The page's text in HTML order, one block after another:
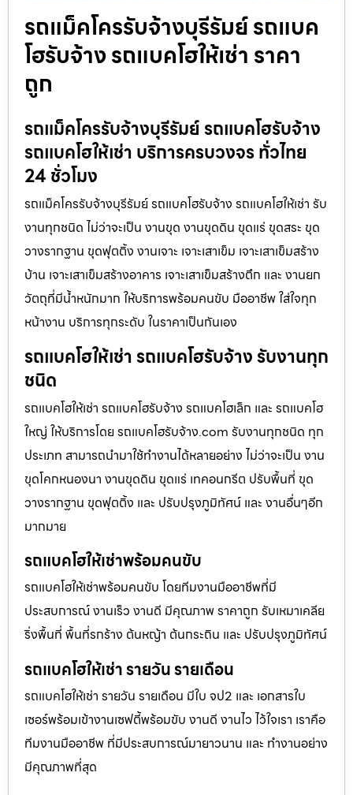
รถแม็คโครรับจ้างบุรีรัมย์ รถแบค
โฮรับจ้าง รถแบคโฮให้เช่า ราคา
ถูก
รถแม็คโครรับจ้างบุรีรัมย์ รถแบคโฮรับจ้าง
รถแบคโฮให้เช่า บริการครบวงจร ทั่วไทย
24 ชั่วโมง
รถแม็คโครรับจ้างบุรีรัมย์ รถแบคโฮรับจ้าง รถแบคโฮให้เช่า รับ
งานทุกชนิด ไม่ว่าจะเป็น งานขุด งานขุดดิน ขุดแร่ ขุดสระ ขุด
วางรากฐาน ขุดฟุตติ้ง งานเจาะ เจาะเสาเข็ม เจาะเสาเข็มสร้าง
บ้าน เจาะเสาเข็มสร้างอาคาร เจาะเสาเข็มสร้างตึก และ งานยก
วัตถุที่มีน้ำหนักมาก ให้บริการพร้อมคนขับ มืออาชีพ ใส่ใจทุก
หน้างาน บริการทุกระดับ ในราคาเป็นกันเอง
รถแบคโฮให้เช่า รถแบคโฮรับจ้าง รับงานทุก
ชนิด
รถแบคโฮให้เช่า รถแบคโฮรับจ้าง รถแบคโฮเล็ก และ รถแบคโฮ
ใหญ่ ให้บริการโดย รถแบคโฮรับจ้าง.com รับงานทุกชนิด ทุก
ประเภท สามารถนำมาใช้ทำงานได้หลายอย่าง ไม่ว่าจะเป็น งาน
ขุดโคกหนองนา งานขุดดิน ขุดแร่ เทคอนกรีต ปรับพื้นที่ ขุด
วางรากฐาน ขุดฟุตติ้ง และ ปรับปรุงภูมิทัศน์ และ งานอื่นๆอีก
มากมาย
รถแบคโฮให้เช่าพร้อมคนขับ
รถแบคโฮให้เช่าพร้อมคนขับ โดยทีมงานมืออาชีพที่มี
ประสบการณ์ งานเร็ว งานดี มีคุณภาพ ราคาถูก รับเหมาเคลีย
ริ่งพื้นที่ พื้นที่รกร้าง ต้นหญ้า ต้นกระถิน และ ปรับปรุงภูมิทัศน์
รถแบคโฮให้เช่า รายวัน รายเดือน
รถแบคโฮให้เช่า รายวัน รายเดือน มีใบ จป2 และ เอกสารใบ
เซอร์พร้อมเข้างานเซฟตี้พร้อมขับ งานดี งานไว ไว้ใจเรา เราคือ
ทีมงานมืออาชีพ ที่มีประสบการณ์มายาวนาน และ ทำงานอย่าง
มีคุณภาพที่สุด